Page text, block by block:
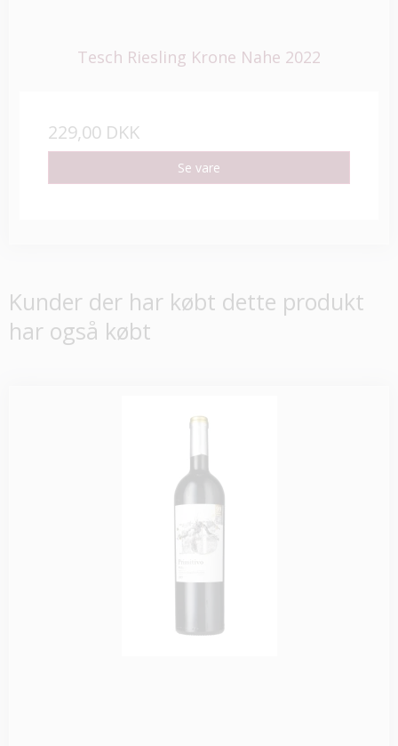
Tesch Riesling Krone Nahe 2022
229,00 DKK
Se vare
Kunder der har købt dette produkt
har også købt